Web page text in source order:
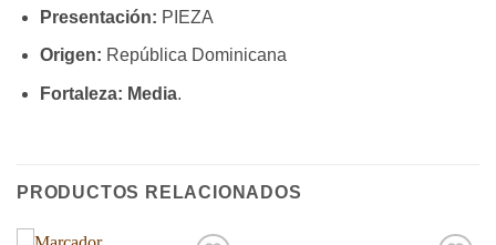
Presentación: PIEZA
Origen: República Dominicana
Fortaleza: Media.
PRODUCTOS RELACIONADOS